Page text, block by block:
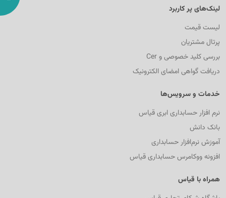
لینک‌های پر کاربرد
لیست قیمت
پرتال مشتریان
بررسی کلید خصوصی و Cer
دریافت گواهی امضای الکترونیک
خدمات و سرویس‌ها
نرم افزار حسابداری ابری قیاس
بانک دانش
آموزش نرم‌افزار حسابداری
افزونه ووکامرس حسابداری قیاس
همراه با قیاس